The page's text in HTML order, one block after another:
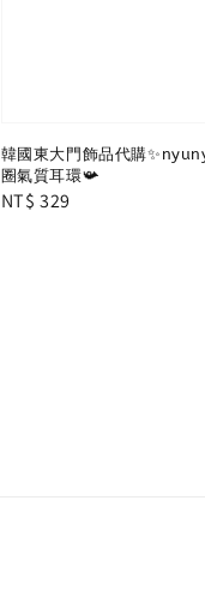
韓國東大門飾品代購
圈氣質耳環📯
Regular
NT$ 329